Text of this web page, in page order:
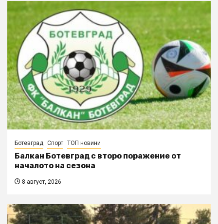
Ботевград Спорт ТОП новини
Балкан Ботевград с второ поражение от
началото на сезона
8 август, 2026